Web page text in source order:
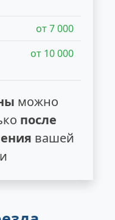
от 7 000
от 10 000
можно
после
вашей